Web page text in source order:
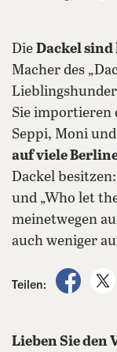
Die Dackel sind
Macher des
Sie importieren
Seppi, Moni
auf viele
Dackel
und „Who let
meinetwegen
auch weniger
Teilen:
auf
Lieben Sie den